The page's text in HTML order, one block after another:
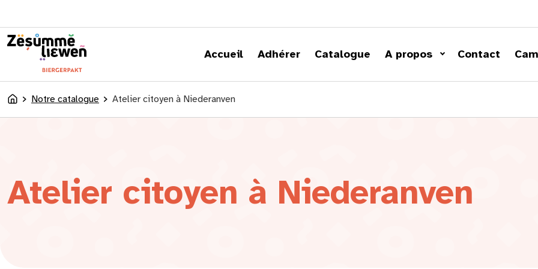
Accueil Adhérer Catalogue A propos Contact
AccueilNotre catalogue Atelier citoyen à Niederanven
Atelier citoyen à Niederanven